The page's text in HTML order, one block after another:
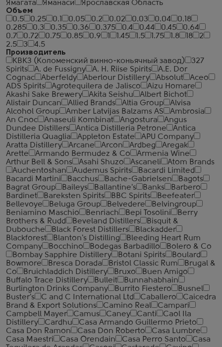
Ямагата Яманаси
Ярославская Область
Объем
0.5
0.25 0.1 0.05 0.2 0.02 0.03 0.04
0.18
0.285
0.3 0.35 0.36 0.375 0.4 0.44 0.45
0.64
0.7
0.72 0.75 0.85 0.9 1.45 1.5 1.75 1.8 18
2
2.5
3
4.5
Производитель
КВКЗ (Коломенский винно-коньячный завод)
327
Spirits
A. de Fussigny A. H. Riise Spirits
A.E. Dor
Cognac
Aberfeldy Aberlour Distillery Absolut
Aceo
ADS Spirits
Agrotequilera de Jalisco
Aizu Homare
Akashi Sake Brewery
Akita Seishu
Albert Bichot
Alistair Duncan
Allied Brands Altia Group
Alvisa
Alcohol Group
Amber Latvijas Balzams AS
Ambrosia
An Cnoc
Anaseuli Kombinat Angostura
Angus
Dundee Distillers
Antica Distilleria Petrone
Antica
Distilleria Quaglia
Appleton Estate
APU Company
Aratta Distillery
Arcane Arcon Ardbeg
Aregak
Arette
Armando Bermudez & Co
Armenia Wine
Arthur Bell & Sons
Asahi Shuzo Ascaneli
Atom Brands
Auchentoshan
Audemus Spirits
Bacardi Limited
Bacardi Martini
Bacchus Bache-Gabrielsen
Bagots
Bagrat Group
Baileys Ballantine's Banks
Barbero
Bardinet
Bareksten Spirits BBC Spirits
Beefeater
Bellevoye
Beluga Group Belvedere
Belvingroup
Beniamino Maschio
Benriach Bepi Tosolini
Berry
Brothers & Rudd
Beveland Distillers
Bisquit &
Dubouche
Black Forest Distillers
Blackadder
Blackforest
Blanton's Distilling
Bleeding Heart Rum
Company
Bocchino Bodegas Barbadillo
Bolero & Co
Bombay Sapphire Distillery
Botani Spirits
Boulard
Bowmore
Bresca Dorada Bristol Classic Rum
Brugal &
Co
Bruichladdich Distillery Bruxo
Buen Amigo
Buffalo Trace Distillery
Bulleit
Bunnahabhain
Burlington Drinks Company
Burrito Fiestero
Busnel
Buster's
C and C International Ltd Caballero
Caicedra
Brand & Export Solutions
Camino Real
Campari
Campbell Mayer
Camus Caney Canti
Caol Ila
Distillery
Cardhu
Casa Armando Guillermo Prieto
Casa Don Ramon
Casa Don Roberto
Casa Lumbre
Casa Maestri
Casa Orendain Casa Perro Santo
Casa